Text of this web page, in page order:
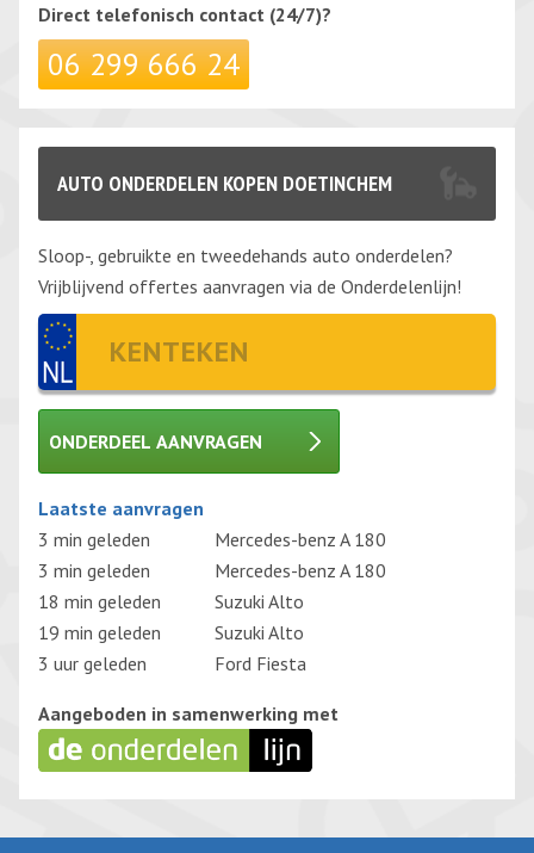
Direct telefonisch contact (24/7)?
06 299 666 24
AUTO ONDERDELEN KOPEN DOETINCHEM
Sloop-, gebruikte en tweedehands auto onderdelen?
Vrijblijvend offertes aanvragen via de Onderdelenlijn!
ONDERDEEL AANVRAGEN
Gelieve dit veld leeg te laten.
Laatste aanvragen
3 min geleden
Mercedes-benz A 180
3 min geleden
Mercedes-benz A 180
18 min geleden
Suzuki Alto
19 min geleden
Suzuki Alto
3 uur geleden
Ford Fiesta
Aangeboden in samenwerking met